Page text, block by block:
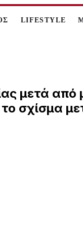
LIFESTYLE
μετά από
σχίσμα